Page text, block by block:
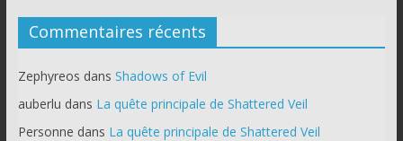
Commentaires récents
Zephyreos dans Shadows of Evil
auberlu dans La quête principale de Shattered Veil
Personne dans La quête principale de Shattered Veil